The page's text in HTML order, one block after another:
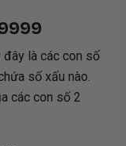
là các con số
số xấu nào.
các con số 2